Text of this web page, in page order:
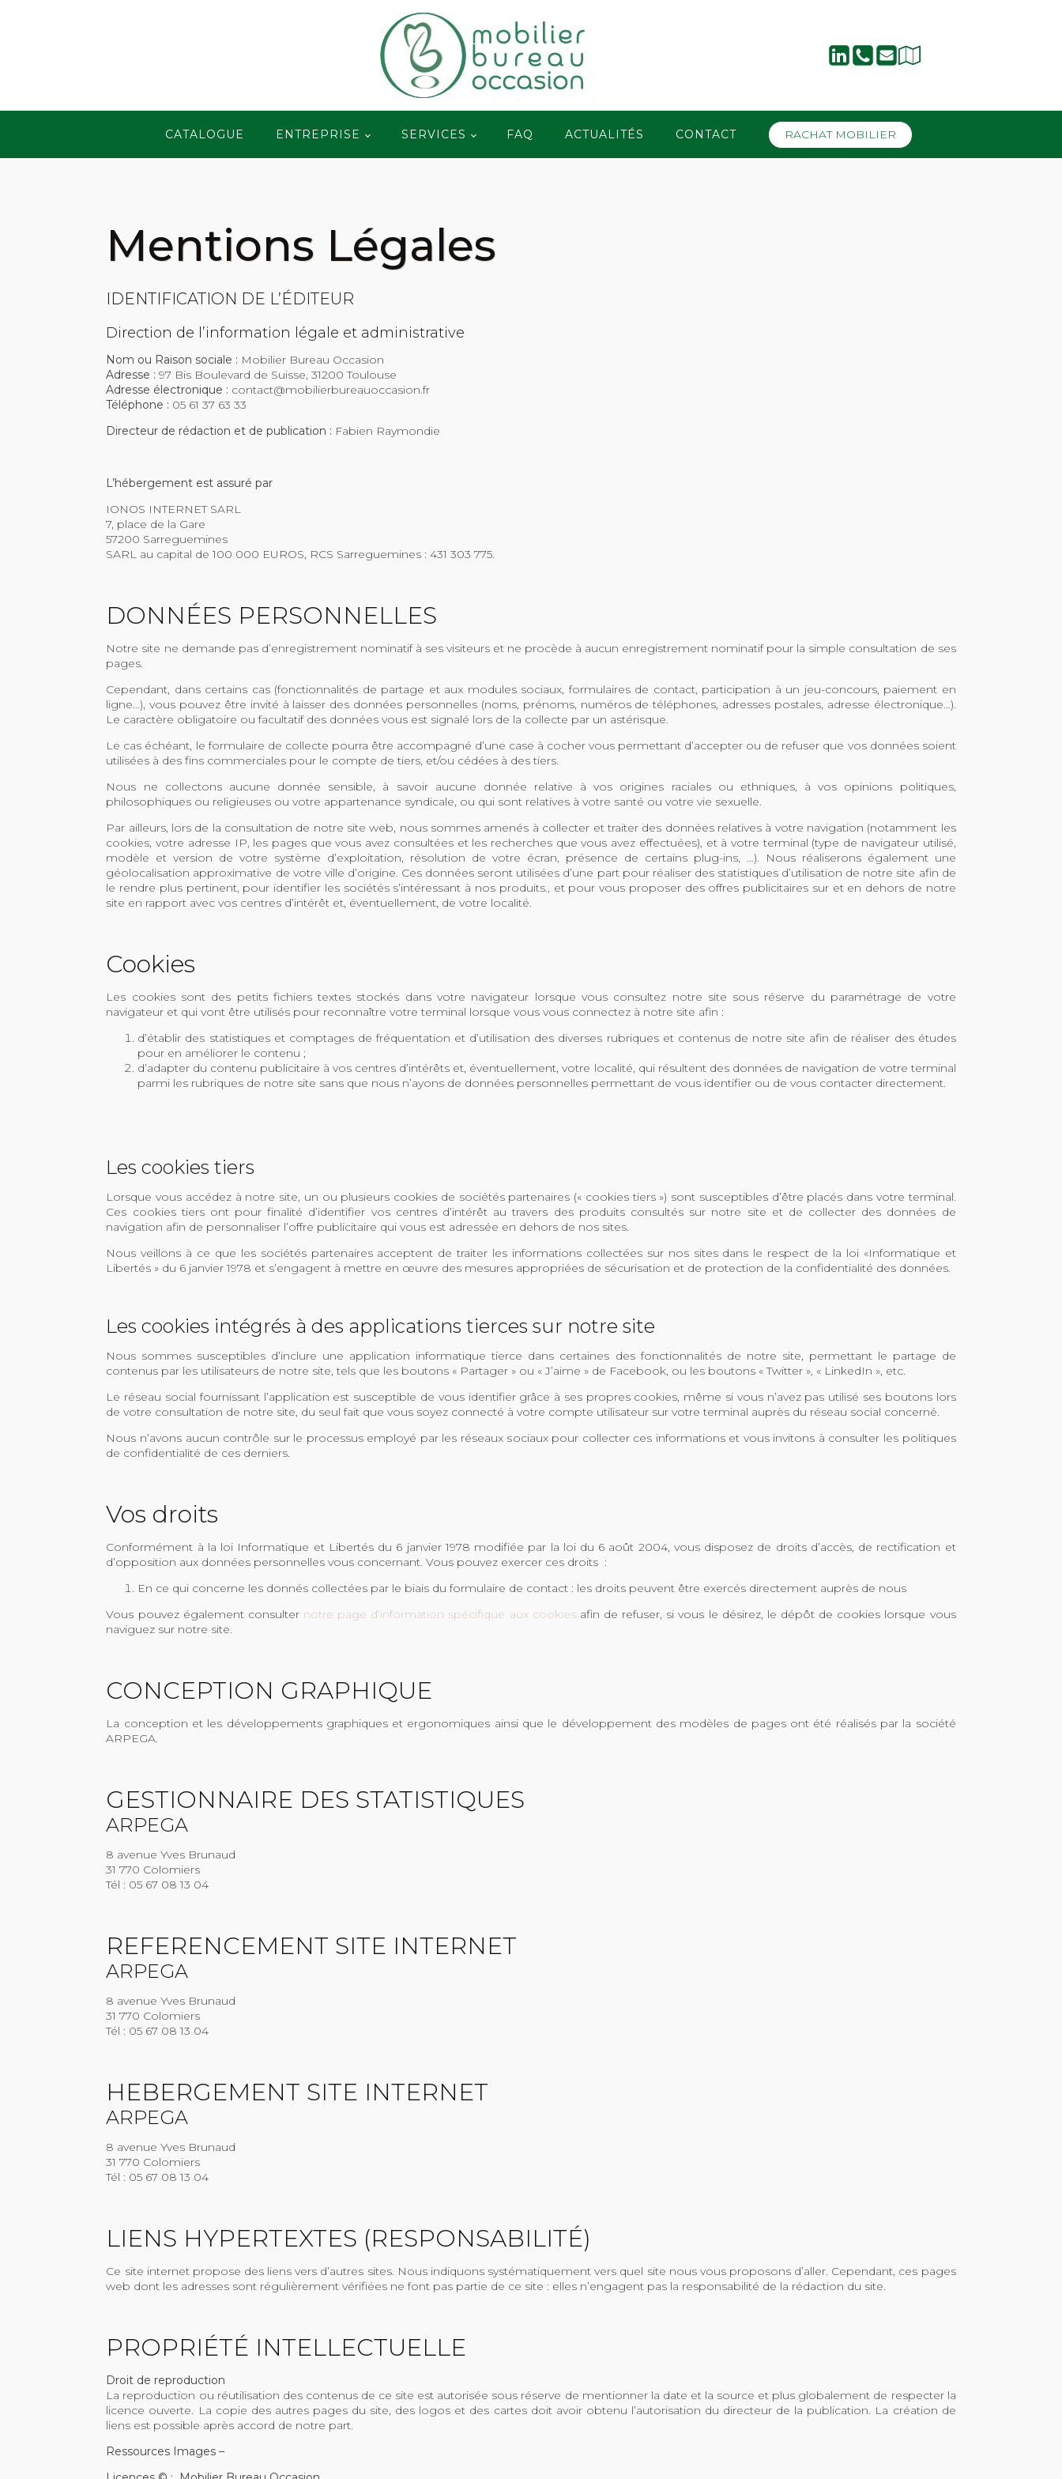
CATALOGUE ENTREPRISE SERVICES FAQ ACTUALITÉS CONTACT RACHAT MOBILIER
Mentions Légales
IDENTIFICATION DE L’ÉDITEUR
Direction de l’information légale et administrative
Nom ou Raison sociale : Mobilier Bureau Occasion
Adresse :97 Bis Boulevard de Suisse, 31200 Toulouse
Adresse électronique : contact@mobilierbureauoccasion.fr
Téléphone : 05 61 37 63 33
Directeur de rédaction et de publication : Fabien Raymondie
L’hébergement est assuré par
IONOS INTERNET SARL
7, place de la Gare
57200 Sarreguemines
SARL au capital de 100 000 EUROS, RCS Sarreguemines : 431 303 775.
DONNÉES PERSONNELLES
Notre site ne demande pas d’enregistrement nominatif à ses visiteurs et ne procède à aucun enregistrement nominatif pour la simple consultation de ses
pages.
Cependant, dans certains cas (fonctionnalités de partage et aux modules sociaux, formulaires de contact, participation à un jeu-concours, paiement en
ligne…), vous pouvez être invité à laisser des données personnelles (noms, prénoms, numéros de téléphones, adresses postales, adresse électronique…).
Le caractère obligatoire ou facultatif des données vous est signalé lors de la collecte par un astérisque.
Le cas échéant, le formulaire de collecte pourra être accompagné d’une case à cocher vous permettant d’accepter ou de refuser que vos données soient
utilisées à des fins commerciales pour le compte de tiers, et/ou cédées à des tiers.
Nous ne collectons aucune donnée sensible, à savoir aucune donnée relative à vos origines raciales ou ethniques, à vos opinions politiques,
philosophiques ou religieuses ou votre appartenance syndicale, ou qui sont relatives à votre santé ou votre vie sexuelle.
Par ailleurs, lors de la consultation de notre site web, nous sommes amenés à collecter et traiter des données relatives à votre navigation (notamment les
cookies, votre adresse IP, les pages que vous avez consultées et les recherches que vous avez effectuées), et à votre terminal (type de navigateur utilisé,
modèle et version de votre système d’exploitation, résolution de votre écran, présence de certains plug-ins, …). Nous réaliserons également une
géolocalisation approximative de votre ville d’origine. Ces données seront utilisées d’une part pour réaliser des statistiques d’utilisation de notre site afin de
le rendre plus pertinent, pour identifier les sociétés s’intéressant à nos produits., et pour vous proposer des offres publicitaires sur et en dehors de notre
site en rapport avec vos centres d’intérêt et, éventuellement, de votre localité.
Cookies
Les cookies sont des petits fichiers textes stockés dans votre navigateur lorsque vous consultez notre site sous réserve du paramétrage de votre
navigateur et qui vont être utilisés pour reconnaître votre terminal lorsque vous vous connectez à notre site afin :
d’établir des statistiques et comptages de fréquentation et d’utilisation des diverses rubriques et contenus de notre site afin de réaliser des études
pour en améliorer le contenu ;
d’adapter du contenu publicitaire à vos centres d’intérêts et, éventuellement, votre localité, qui résultent des données de navigation de votre terminal
parmi les rubriques de notre site sans que nous n’ayons de données personnelles permettant de vous identifier ou de vous contacter directement.
Les cookies tiers
Lorsque vous accédez à notre site, un ou plusieurs cookies de sociétés partenaires (« cookies tiers ») sont susceptibles d’être placés dans votre terminal.
Ces cookies tiers ont pour finalité d’identifier vos centres d’intérêt au travers des produits consultés sur notre site et de collecter des données de
navigation afin de personnaliser l’offre publicitaire qui vous est adressée en dehors de nos sites.
Nous veillons à ce que les sociétés partenaires acceptent de traiter les informations collectées sur nos sites dans le respect de la loi «Informatique et
Libertés » du 6 janvier 1978 et s’engagent à mettre en œuvre des mesures appropriées de sécurisation et de protection de la confidentialité des données.
Les cookies intégrés à des applications tierces sur notre site
Nous sommes susceptibles d’inclure une application informatique tierce dans certaines des fonctionnalités de notre site, permettant le partage de
contenus par les utilisateurs de notre site, tels que les boutons « Partager » ou « J’aime » de Facebook, ou les boutons « Twitter », « LinkedIn », etc.
Le réseau social fournissant l’application est susceptible de vous identifier grâce à ses propres cookies, même si vous n’avez pas utilisé ses boutons lors
de votre consultation de notre site, du seul fait que vous soyez connecté à votre compte utilisateur sur votre terminal auprès du réseau social concerné.
Nous n’avons aucun contrôle sur le processus employé par les réseaux sociaux pour collecter ces informations et vous invitons à consulter les politiques
de confidentialité de ces derniers.
Vos droits
Conformément à la loi Informatique et Libertés du 6 janvier 1978 modifiée par la loi du 6 août 2004, vous disposez de droits d’accès, de rectification et
d’opposition aux données personnelles vous concernant. Vous pouvez exercer ces droits :
En ce qui concerne les donnés collectées par le biais du formulaire de contact : les droits peuvent être exercés directement auprès de nous
Vous pouvez également consulter notre page d’information spécifique aux cookiesafin de refuser, si vous le désirez, le dépôt de cookies lorsque vous
naviguez sur notre site.
CONCEPTION GRAPHIQUE
La conception et les développements graphiques et ergonomiques ainsi que le développement des modèles de pages ont été réalisés par la société
ARPEGA.
GESTIONNAIRE DES STATISTIQUES
ARPEGA
8 avenue Yves Brunaud
31 770 Colomiers
Tél : 05 67 08 13 04
REFERENCEMENT SITE INTERNET
ARPEGA
8 avenue Yves Brunaud
31 770 Colomiers
Tél : 05 67 08 13 04
HEBERGEMENT SITE INTERNET
ARPEGA
8 avenue Yves Brunaud
31 770 Colomiers
Tél : 05 67 08 13 04
LIENS HYPERTEXTES (RESPONSABILITÉ)
Ce site internet propose des liens vers d’autres sites. Nous indiquons systématiquement vers quel site nous vous proposons d’aller. Cependant, ces pages
web dont les adresses sont régulièrement vérifiées ne font pas partie de ce site : elles n’engagent pas la responsabilité de la rédaction du site.
PROPRIÉTÉ INTELLECTUELLE
Droit de reproduction
La reproduction ou réutilisation des contenus de ce site est autorisée sous réserve de mentionner la date et la source et plus globalement de respecter la
licence ouverte. La copie des autres pages du site, des logos et des cartes doit avoir obtenu l’autorisation du directeur de la publication. La création de
liens est possible après accord de notre part.
Ressources Images –